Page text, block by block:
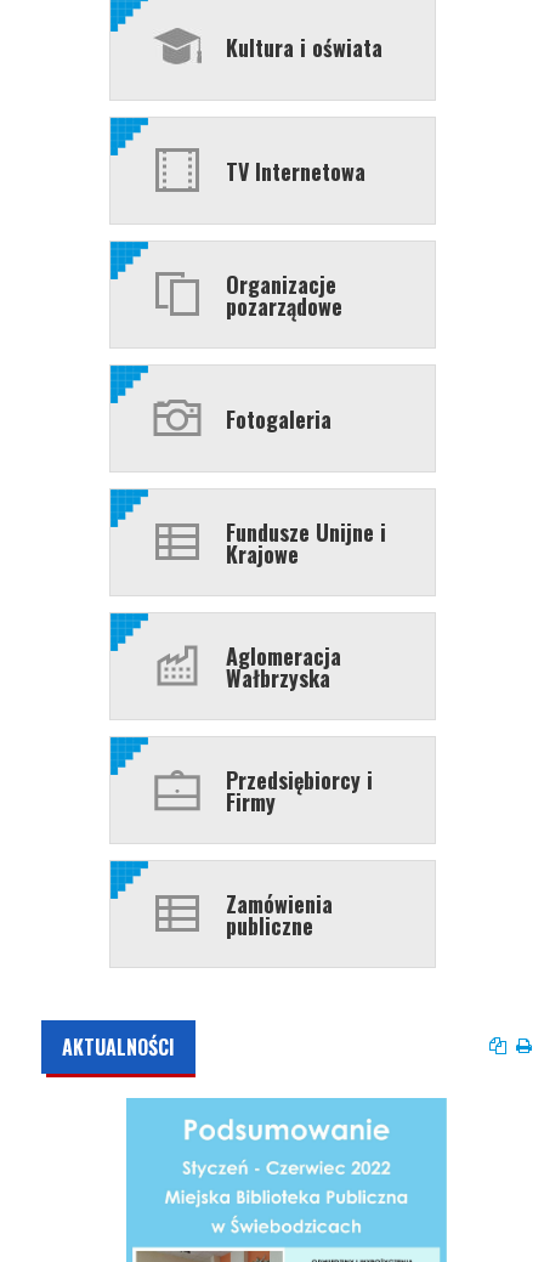
Kultura i oświata
TV Internetowa
Organizacje
pozarządowe
Fotogaleria
Fundusze Unijne i
Krajowe
Aglomeracja
Wałbrzyska
Przedsiębiorcy i
Firmy
Zamówienia
publiczne
AKTUALNOŚCI